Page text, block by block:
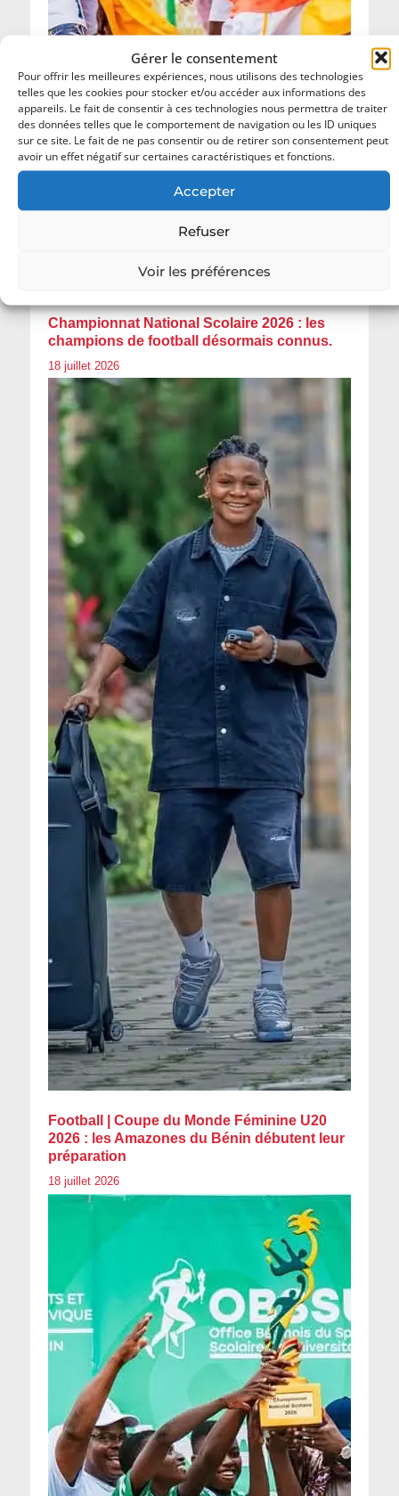
Gérer le consentement
Pour offrir les meilleures expériences, nous utilisons des technologies
telles que les cookies pour stocker et/ou accéder aux informations des
appareils. Le fait de consentir à ces technologies nous permettra de traiter
des données telles que le comportement de navigation ou les ID uniques
sur ce site. Le fait de ne pas consentir ou de retirer son consentement peut
avoir un effet négatif sur certaines caractéristiques et fonctions.
Accepter
Refuser
Voir les préférences
Championnat National Scolaire 2026 : les
champions de football désormais connus.
18 juillet 2026
Football | Coupe du Monde Féminine U20
2026 : les Amazones du Bénin débutent leur
préparation
18 juillet 2026